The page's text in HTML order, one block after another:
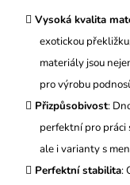
Vysoká kvalita
exotickou
materiály jsou
pro výrobu
Přizpůsobivost:
perfektní pro práci
ale i varianty s
Perfektní stabilita: